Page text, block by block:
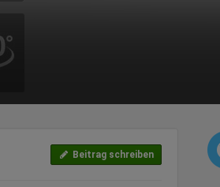
Beitrag schreiben